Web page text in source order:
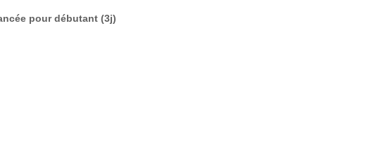
base de données avec les outils de gestion et de synthèse
pour débutant (3j)